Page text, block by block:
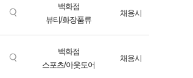
백화점
뷰티/화장품류
채용시
백화점
스포츠/아웃도어
채용시